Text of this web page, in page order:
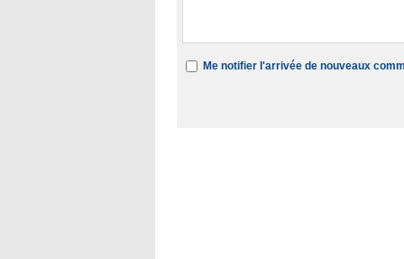
Me notifier l'arrivée de nouveaux